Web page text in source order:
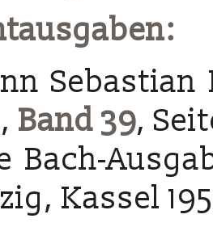
Sebastian
Band 39,
Bach-
Kassel